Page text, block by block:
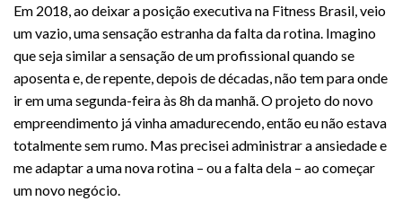
Em 2018, ao deixar a posição executiva na Fitness Brasil, veio
um vazio, uma sensação estranha da falta da rotina. Imagino
que seja similar a sensação de um profissional quando se
aposenta e, de repente, depois de décadas, não tem para onde
ir em uma segunda-feira às 8h da manhã. O projeto do novo
empreendimento já vinha amadurecendo, então eu não estava
totalmente sem rumo. Mas precisei administrar a ansiedade e
me adaptar a uma nova rotina – ou a falta dela – ao começar
um novo negócio.